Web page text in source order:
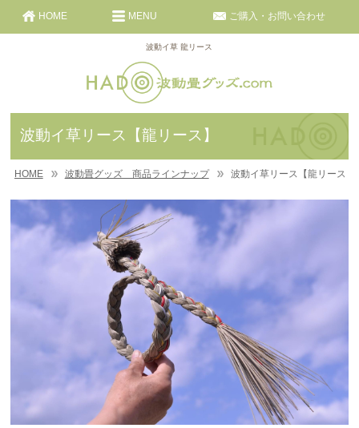
波動イ草 龍リース
HOME ご購入・お問い合わせ
MENU
波動イ草リース【龍リース】
HOME 波動畳グッズ 商品ラインナップ 波動イ草リース【龍リース】